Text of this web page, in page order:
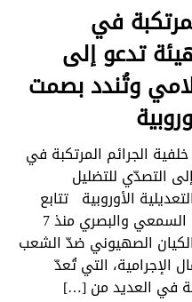
في
تدعو إلى
وتُندد بصمت
أكتوبر2023 على خلفية الجرائم المرتكبة في
التصدّي للتضليل
الأوروبية تتابع
الهيئة العليا المستقلة للاتصال السمعي والبصري منذ 7
يشنها الكيان الصهيوني ضدّ الشعب
الإجرامية، التي تُعدّ
في العديد من […]